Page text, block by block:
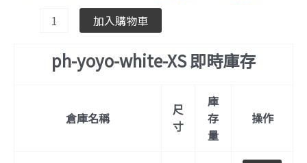
加入購物車
ph-yoyo-white-XS 即時庫存
倉庫名稱
尺
寸
庫
存
量
操作